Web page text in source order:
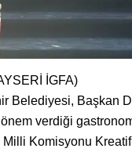
İGFA)
Belediyesi, Başkan
önem verdiği
Komisyonu Kreatif